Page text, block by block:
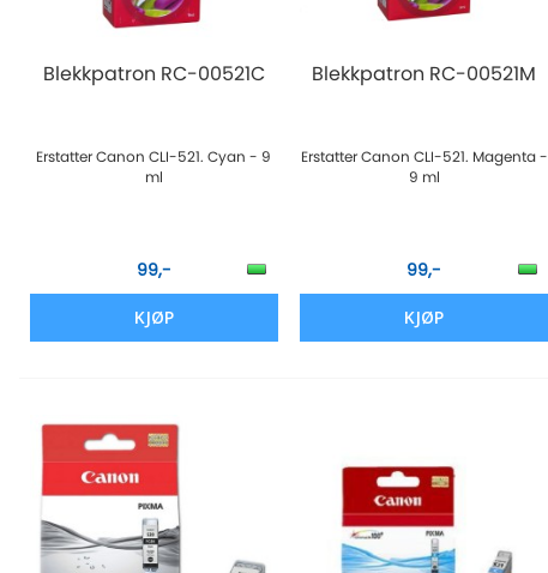
Blekkpatron RC-00521C
Erstatter Canon CLI-521. Cyan - 9
ml
99,-
KJØP
Blekkpatron RC-00521M
Erstatter Canon CLI-521. Magenta -
9 ml
99,-
KJØP